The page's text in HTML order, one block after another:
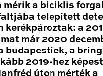
mérik a biciklis
telepített
kerékpároztak: a
már 2020
budapestiek, a
2019-hez
úton mérték a